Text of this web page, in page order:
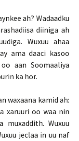
ah? Wadaadku
diiniga ah
Wuxuu ahaa
ama daaci kasoo
aan Soomaaliya
ka hor.
waxaana kamid ah:
xaruuri oo waa nin
muxaddith. Wuxuu
jeclaa in uu naf